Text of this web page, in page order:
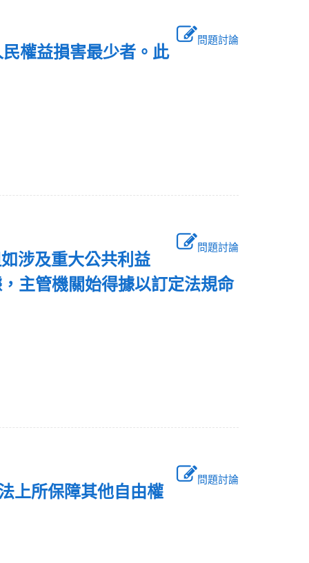
問題討論
權益損害最少者。此
問題討論
涉及重大公共利益
主管機關始得據以訂定法規命
問題討論
上所保障其他自由權